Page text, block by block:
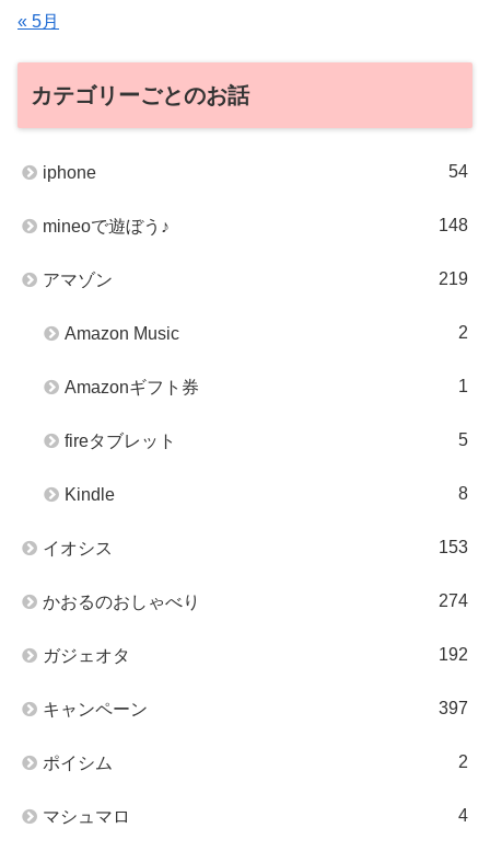
« 5月
カテゴリーごとのお話
iphone 54
mineoで遊ぼう♪ 148
アマゾン 219
Amazon Music 2
Amazonギフト券 1
fireタブレット 5
Kindle 8
イオシス 153
かおるのおしゃべり 274
ガジェオタ 192
キャンペーン 397
ポイシム 2
マシュマロ 4